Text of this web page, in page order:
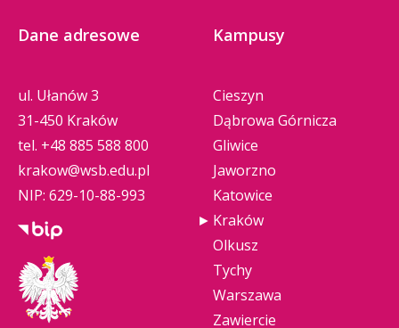
Dane adresowe
ul. Ułanów 3
31-450 Kraków
tel. +48 885 588 800
krakow@wsb.edu.pl
NIP: 629-10-88-993
Kampusy
Cieszyn
Dąbrowa Górnicza
Gliwice
Jaworzno
Katowice
Kraków
Olkusz
Tychy
Warszawa
Zawiercie